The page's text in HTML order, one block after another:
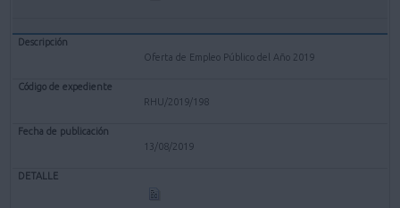
Oferta de Empleo Público del Año 2019
RHU/2019/198
13/08/2019